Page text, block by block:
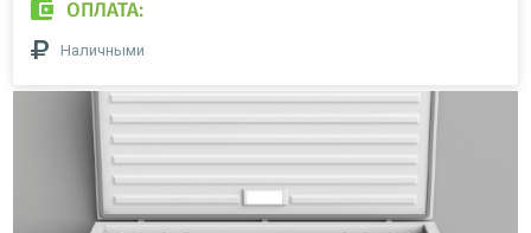
ОПЛАТА:
Наличными